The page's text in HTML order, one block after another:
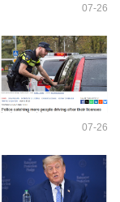
07-26
07-26